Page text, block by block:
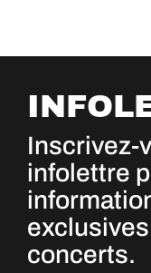
Inscrivez-
infolettre
concerts.